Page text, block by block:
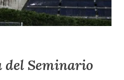
del Seminario